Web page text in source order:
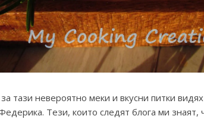
тази невероятно меки и вкусни питки
Тези, които следят блога ми знаят,